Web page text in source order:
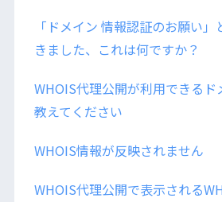
「ドメイン 情報認証のお願い
きました、これは何ですか？
WHOIS代理公開が利用できるド
教えてください
WHOIS情報が反映されません
WHOIS代理公開で表示される